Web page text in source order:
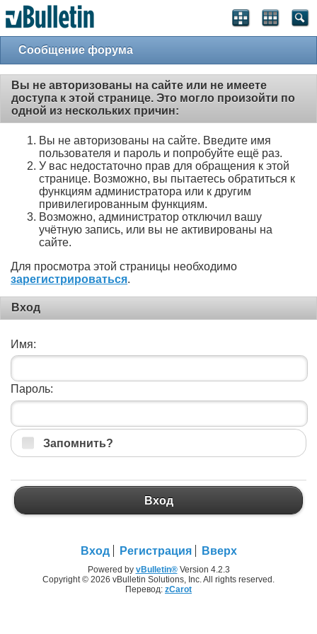
Сообщение форума
Вы не авторизованы на сайте или не имеете
доступа к этой странице. Это могло произойти по
одной из нескольких причин:
Вы не авторизованы на сайте. Введите имя
пользователя и пароль и попробуйте ещё раз.
У вас недостаточно прав для обращения к этой
странице. Возможно, вы пытаетесь обратиться к
функциям администратора или к другим
привилегированным функциям.
Возможно, администратор отключил вашу
учётную запись, или вы не активированы на
сайте.
Для просмотра этой страницы необходимо
зарегистрироваться.
Вход
Имя:
Пароль:
Запомнить?
Вход
Вход Регистрация Вверх
Powered by vBulletin®Version 4.2.3
Copyright © 2026 vBulletin Solutions, Inc. All rights reserved.
Перевод: zCarot